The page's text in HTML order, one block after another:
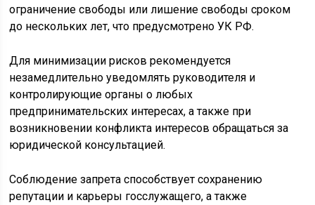
ограничение свободы или лишение свободы сроком
до нескольких лет, что предусмотрено УК РФ.
Для минимизации рисков рекомендуется
незамедлительно уведомлять руководителя и
контролирующие органы о любых
предпринимательских интересах, а также при
возникновении конфликта интересов обращаться за
юридической консультацией.
Соблюдение запрета способствует сохранению
репутации и карьеры госслужащего, а также